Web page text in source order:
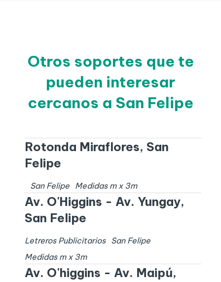
Otros soportes que te
pueden interesar
cercanos a San Felipe
Rotonda Miraflores, San
Felipe
San Felipe Medidas m x 3m
Av. O'Higgins - Av. Yungay,
San Felipe
Letreros Publicitarios
San Felipe
Medidas m x 3m
Av. O'higgins - Av. Maipú,